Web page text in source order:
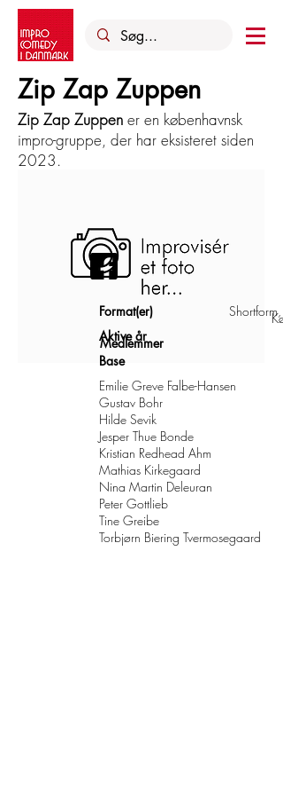
Zip Zap Zuppen
Zip Zap Zuppen er en københavnsk
impro-gruppe, der har eksisteret siden
2023.
Format(er)
Shortform,
Aktive år
Base
Medlemmer
Emilie Greve Falbe-Hansen
Gustav Bohr
Hilde Sevik
Jesper Thue Bonde
Kristian Redhead Ahm
Mathias Kirkegaard
Nina Martin Deleuran
Peter Gottlieb
Tine Greibe
Torbjørn Biering Tvermosegaard